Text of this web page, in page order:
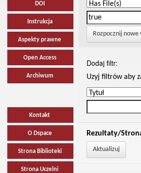
DOI
Instrukcja
Aspekty prawne
Open Access
Archiwum
Kontakt
O Dspace
Strona Biblioteki
Strona Uczelni
Rozpocznij nowe
Dodaj filtr:
Uzyj filtrów aby
Rezultaty/